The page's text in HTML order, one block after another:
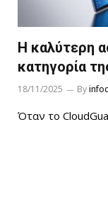
Η καλύτερη
κατηγορία
18/11/2025 By
Όταν το